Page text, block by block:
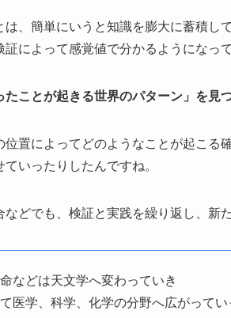
は、簡単にいうと知識を膨大に蓄積し
によって感覚値で分かるようになっ
ことが起きる世界のパターン」を見
位置によってどのようなことが起こる
いったりしたんですね。
などでも、検証と実践を繰り返し、新
などは天文学へ変わっていき
医学、科学、化学の分野へ広がってい